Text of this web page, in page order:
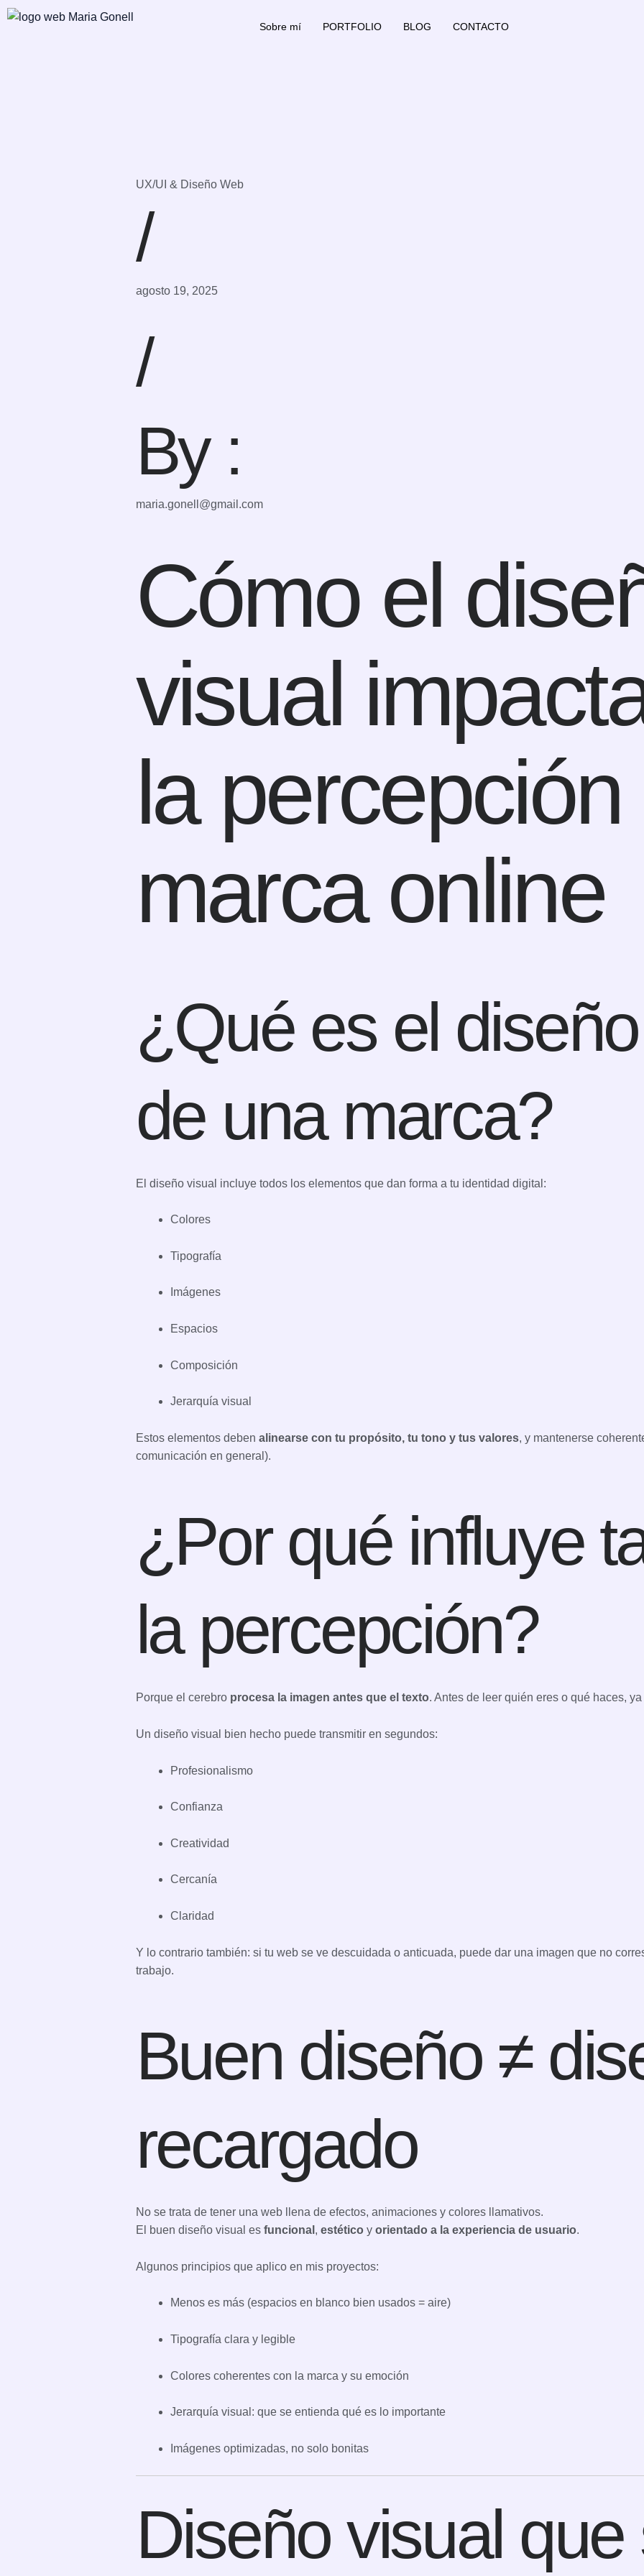
Sobre mí PORTFOLIO BLOG CONTACTO
UX/UI & Diseño Web
/
agosto 19, 2025
/
By :
maria.gonell@gmail.com
Cómo el
visual
la
marca online
¿Qué es el
de una marca?
El diseño visual incluye todos los elementos que dan forma a tu identidad digital:
Colores
Tipografía
Imágenes
Espacios
Composición
Jerarquía visual
Estos elementos deben alinearse con tu propósito, tu tono y tus valores, y mantenerse
comunicación en general).
¿Por qué influye
la percepción?
Porque el cerebro procesa la imagen antes que el texto. Antes de leer quién eres o qué haces,
Un diseño visual bien hecho puede transmitir en segundos:
Profesionalismo
Confianza
Creatividad
Cercanía
Claridad
Y lo contrario también: si tu web se ve descuidada o anticuada, puede dar una imagen que no
trabajo.
Buen diseño ≠
recargado
No se trata de tener una web llena de efectos, animaciones y colores llamativos.
El buen diseño visual es funcional , estético y orientado a la experiencia de usuario.
Algunos principios que aplico en mis proyectos:
Menos es más (espacios en blanco bien usados = aire)
Tipografía clara y legible
Colores coherentes con la marca y su emoción
Jerarquía visual: que se entienda qué es lo importante
Imágenes optimizadas, no solo bonitas
Diseño visual que